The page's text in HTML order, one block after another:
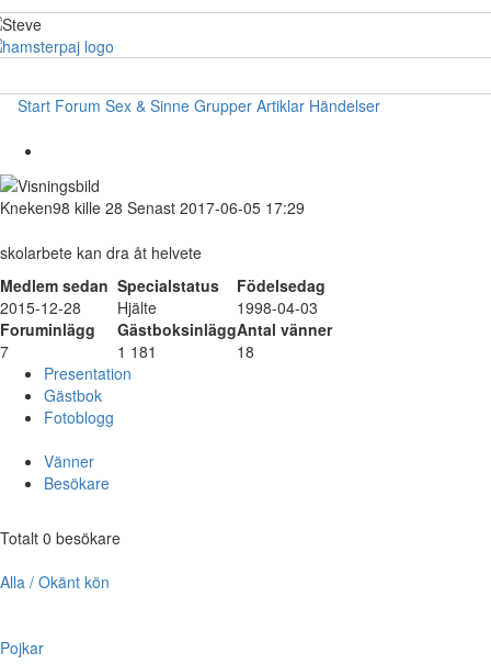
Start Forum Sex & Sinne Grupper Artiklar Händelser
Kneken98 kille 28 Senast 2017-06-05 17:29
skolarbete kan dra åt helvete
Medlem sedan Specialstatus
Födelsedag
2015-12-28
Hjälte
1998-04-03
Foruminlägg
GästboksinläggAntal vänner
7
1 181
18
Presentation
Gästbok
Fotoblogg
Vänner
Besökare
Totalt 0 besökare
Alla / Okänt kön
Pojkar